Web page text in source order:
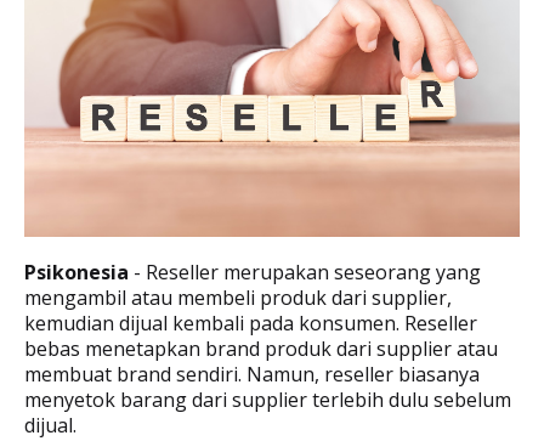
Psikonesia - Reseller merupakan seseorang yang
mengambil atau membeli produk dari supplier,
kemudian dijual kembali pada konsumen. Reseller
bebas menetapkan brand produk dari supplier atau
membuat brand sendiri. Namun, reseller biasanya
menyetok barang dari supplier terlebih dulu sebelum
dijual.